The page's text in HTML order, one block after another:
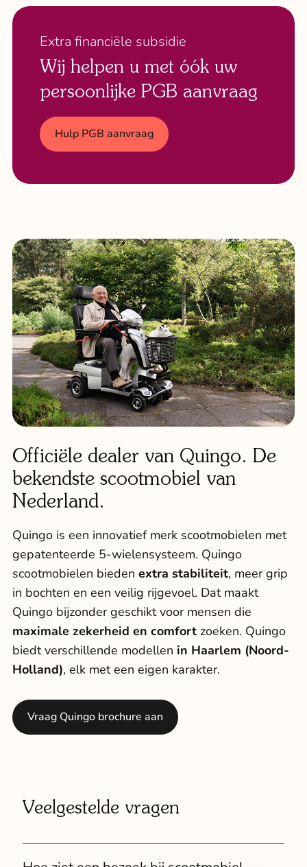
Extra financiële subsidie
Wij helpen u met óók uw
persoonlijke PGB aanvraag
Hulp PGB aanvraag
Officiële dealer van Quingo. De
bekendste scootmobiel van
Nederland.
Quingo is een innovatief merk scootmobielen met
gepatenteerde 5-wielensysteem. Quingo
scootmobielen bieden extra stabiliteit, meer grip
in bochten en een veilig rijgevoel. Dat maakt
Quingo bijzonder geschikt voor mensen die
maximale zekerheid en comfort zoeken. Quingo
biedt verschillende modellen in Haarlem (Noord-
Holland), elk met een eigen karakter.
Vraag Quingo brochure aan
Veelgestelde vragen